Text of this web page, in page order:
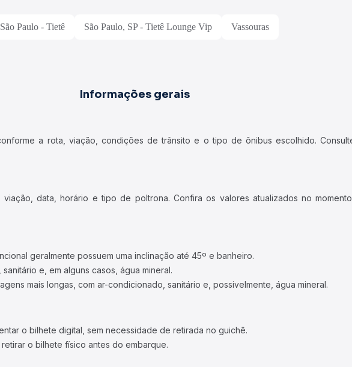
São Paulo - Tietê São Paulo, SP - Tietê Lounge Vip Vassouras
Informações gerais
a rota, viação, condições de trânsito e o tipo de ônibus escolhido.
data, horário e tipo de poltrona. Confira os valores atualizados no
geralmente possuem uma inclinação até 45º e banheiro.
e, em alguns casos, água mineral.
mais longas, com ar-condicionado, sanitário e, possivelmente, água mineral.
o bilhete digital, sem necessidade de retirada no guichê.
o bilhete físico antes do embarque.